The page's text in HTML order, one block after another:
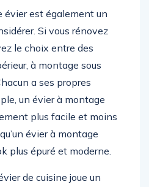
évier est également un
Si vous rénovez
le choix entre des
à montage sous
a ses propres
un évier à montage
plus facile et moins
évier à montage
plus épuré et moderne.
de cuisine joue un